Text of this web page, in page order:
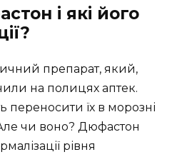
і які його
препарат, який,
на полицях аптек.
переносити їх в морозні
чи воно? Дюфастон
рівня